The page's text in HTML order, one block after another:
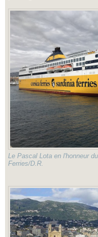
Le Pascal Lota en l'honneur
Ferries/D.R.